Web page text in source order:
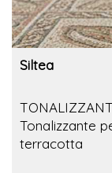
Siltea
Tonalizzante
terracotta